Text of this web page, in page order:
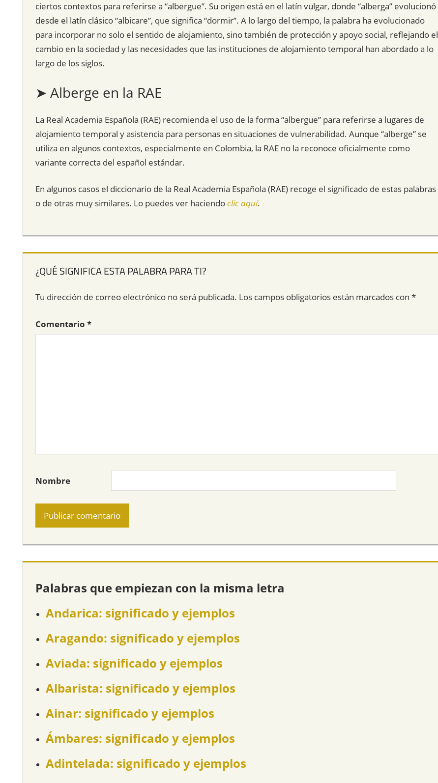
ciertos contextos para referirse a “albergue”. Su origen está en el latín vulgar, donde “alberga” evolucionó
desde el latín clásico “albicare”, que significa “dormir”. A lo largo del tiempo, la palabra ha evolucionado
para incorporar no solo el sentido de alojamiento, sino también de protección y apoyo social, reflejando el
cambio en la sociedad y las necesidades que las instituciones de alojamiento temporal han abordado a lo
largo de los siglos.
➤ Alberge en la RAE
La Real Academia Española (RAE) recomienda el uso de la forma “albergue” para referirse a lugares de
alojamiento temporal y asistencia para personas en situaciones de vulnerabilidad. Aunque “alberge” se
utiliza en algunos contextos, especialmente en Colombia, la RAE no la reconoce oficialmente como
variante correcta del español estándar.
En algunos casos el diccionario de la Real Academia Española (RAE) recoge el significado de estas palabras
o de otras muy similares. Lo puedes ver haciendoclic aquí.
¿QUÉ SIGNIFICA ESTA PALABRA PARA TI?
Tu dirección de correo electrónico no será publicada. Los campos obligatorios están marcados con *
Comentario *
Nombre
Palabras que empiezan con la misma letra
Andarica: significado y ejemplos
Aragando: significado y ejemplos
Aviada: significado y ejemplos
Albarista: significado y ejemplos
Ainar: significado y ejemplos
Ámbares: significado y ejemplos
Adintelada: significado y ejemplos